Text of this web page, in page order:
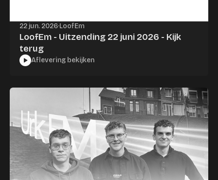
22 jun. 2026·LoofEm
LoofEm - Uitzending 22 juni 2026 - Kijk
terug
Aflevering bekijken